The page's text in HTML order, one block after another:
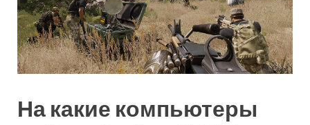
На какие компьютеры